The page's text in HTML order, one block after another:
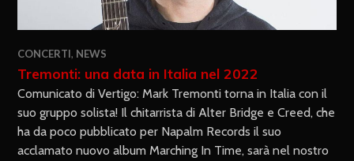
CONCERTI, NEWS
Tremonti: una data in Italia nel 2022
Comunicato di Vertigo: Mark Tremonti torna in Italia con il
suo gruppo solista! Il chitarrista di Alter Bridge e Creed, che
ha da poco pubblicato per Napalm Records il suo
acclamato nuovo album Marching In Time, sarà nel nostro